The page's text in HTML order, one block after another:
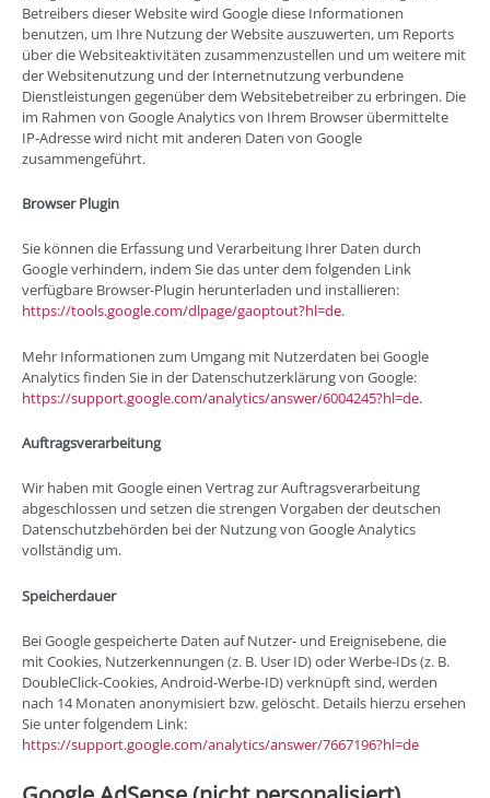
Betreibers dieser Website wird Google diese Informationen
benutzen, um Ihre Nutzung der Website auszuwerten, um Reports
über die Websiteaktivitäten zusammenzustellen und um weitere mit
der Websitenutzung und der Internetnutzung verbundene
Dienstleistungen gegenüber dem Websitebetreiber zu erbringen. Die
im Rahmen von Google Analytics von Ihrem Browser übermittelte
IP-Adresse wird nicht mit anderen Daten von Google
zusammengeführt.
Browser Plugin
Sie können die Erfassung und Verarbeitung Ihrer Daten durch
Google verhindern, indem Sie das unter dem folgenden Link
verfügbare Browser-Plugin herunterladen und installieren:
https://tools.google.com/dlpage/gaoptout?hl=de.
Mehr Informationen zum Umgang mit Nutzerdaten bei Google
Analytics finden Sie in der Datenschutzerklärung von Google:
https://support.google.com/analytics/answer/6004245?hl=de.
Auftragsverarbeitung
Wir haben mit Google einen Vertrag zur Auftragsverarbeitung
abgeschlossen und setzen die strengen Vorgaben der deutschen
Datenschutzbehörden bei der Nutzung von Google Analytics
vollständig um.
Speicherdauer
Bei Google gespeicherte Daten auf Nutzer- und Ereignisebene, die
mit Cookies, Nutzerkennungen (z. B. User ID) oder Werbe-IDs (z. B.
DoubleClick-Cookies, Android-Werbe-ID) verknüpft sind, werden
nach 14 Monaten anonymisiert bzw. gelöscht. Details hierzu ersehen
Sie unter folgendem Link:
https://support.google.com/analytics/answer/7667196?hl=de